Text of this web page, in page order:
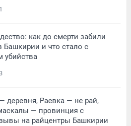
как до смерти забили
Башкирии и что стало с
убийства
деревня, Раевка — не рай,
— провинция с
на райцентры Башкирии